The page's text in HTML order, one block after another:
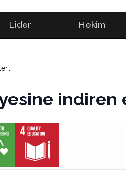
Lider Hekim
indiren